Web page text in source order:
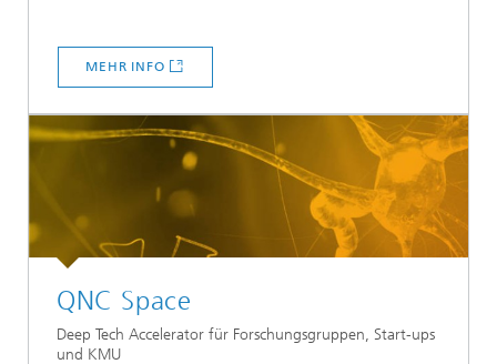
MEHR INFO
QNC Space
Deep Tech Accelerator für Forschungsgruppen, Start-ups
und KMU